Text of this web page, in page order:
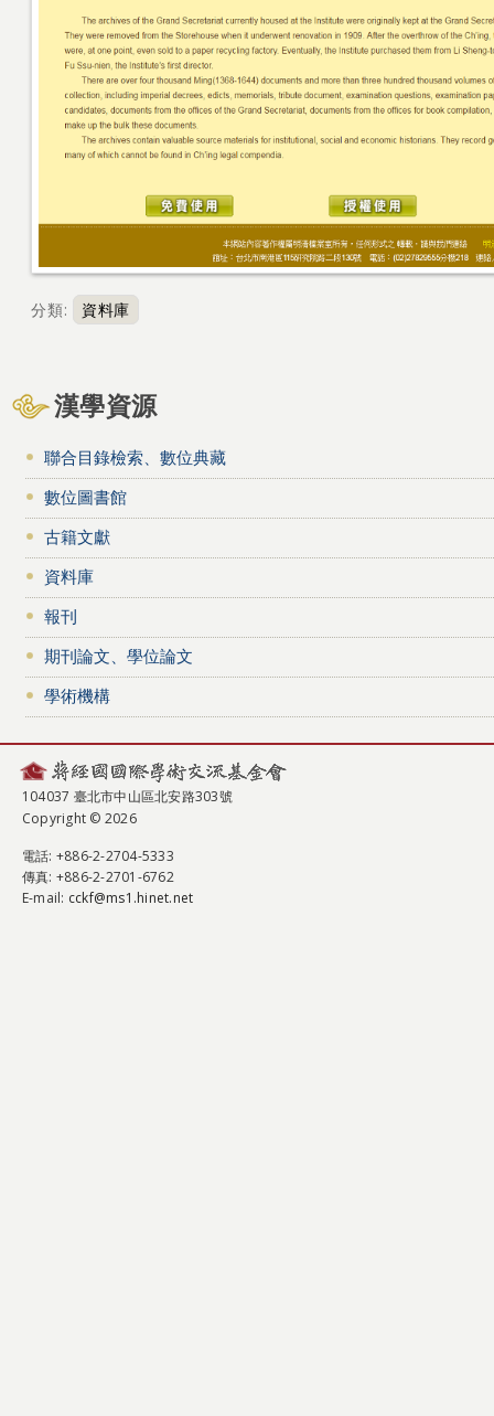
分類: 資料庫
漢學資源
聯合目錄檢索、數位典藏
數位圖書館
古籍文獻
資料庫
報刊
期刊論文、學位論文
學術機構
104037 臺北市中山區北安路303號
Copyright © 2026
電話: +886-2-2704-5333
傳真: +886-2-2701-6762
E-mail: cckf@ms1.hinet.net